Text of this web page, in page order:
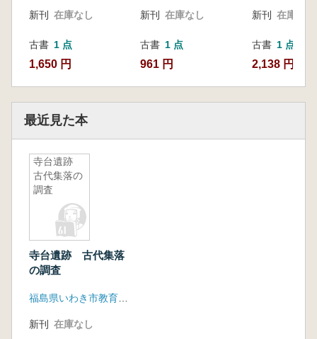
新刊 在庫なし
古書 1 点
1,650 円
新刊 在庫なし
古書 1 点
961 円
新刊 在庫なし
古書 1 点
2,138 円
最近見た本
寺台遺跡
古代集落の
調査
寺台遺跡 古代集落
の調査
福島県いわき市教育委員会 いわき市教育文化事業団
新刊 在庫なし